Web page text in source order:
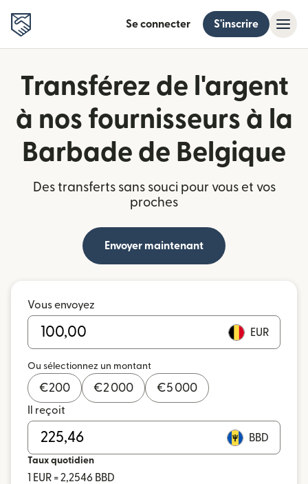
Se connecter S'inscrire
Transférez de l'argent
à nos fournisseurs à la
Barbade de Belgique
Des transferts sans souci pour vous et vos
proches
Envoyer maintenant
Vous envoyez
EUR
Ou sélectionnez un montant
€200 €2 000 €5 000
Il reçoit
BBD
Taux quotidien
1 EUR = 2,2546 BBD